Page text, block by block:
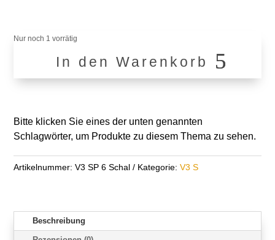
Nur noch 1 vorrätig
In den Warenkorb
Bitte klicken Sie eines der unten genannten
Schlagwörter, um Produkte zu diesem Thema zu sehen.
Artikelnummer: V3 SP 6 Schal Kategorie: V3 S
Beschreibung